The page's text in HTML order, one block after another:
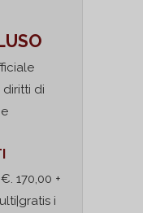
diritti di
€. 170,00 +
i